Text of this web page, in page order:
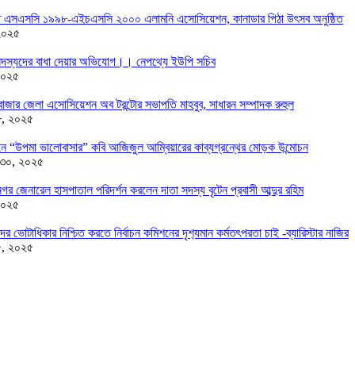
এসএসসি ১৯৯৮-এইচএসসি ২০০০ এলামনি এসোসিয়েশন, কানাডার পিঠা উৎসব অনুষ্ঠিত
বাধা দেয়ার অভিযোগ।। নেপথ্যে ইউপি সচিব
জেলা এসোসিয়েশন অব টরন্টোর সভাপতি মাহবুব, সাধারন সম্পাদক রুহুল
২০২৫
“উপমা ভালোবাসার” কবি আজিজুল আম্বিয়ারের কাব্যগ্রন্থের মোড়ক উন্মোচন
২০২৫
জেনারেল হাসপাতাল পরিদর্শন করলেন দাতা সদস্য বৃটেন প্রবাসী আব্দুর রহিম
ভোটাধিকার নিশ্চিত করতে নির্বাচন কমিশনের দৃশ‍্যমান কর্মতৎপরতা চাই -ব্যারিস্টার নাজির
২০২৫